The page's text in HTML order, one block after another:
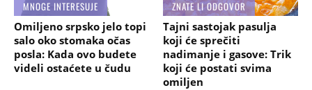
MNOGE INTERESUJE
Omiljeno srpsko jelo topi
salo oko stomaka očas
posla: Kada ovo budete
videli ostaćete u čudu
ZNATE LI ODGOVOR
Tajni sastojak pasulja
koji će sprečiti
nadimanje i gasove: Trik
koji će postati svima
omiljen